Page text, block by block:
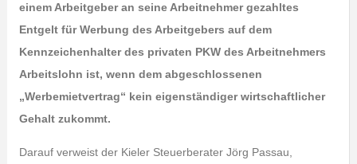
einem Arbeitgeber an seine Arbeitnehmer gezahltes
Entgelt für Werbung des Arbeitgebers auf dem
Kennzeichenhalter des privaten PKW des Arbeitnehmers
Arbeitslohn ist, wenn dem abgeschlossenen
„Werbemietvertrag“ kein eigenständiger wirtschaftlicher
Gehalt zukommt.
Darauf verweist der Kieler Steuerberater Jörg Passau,